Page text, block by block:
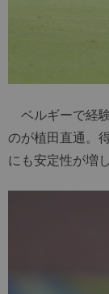
ベルギーで経
のが植田直通。
にも安定性が増